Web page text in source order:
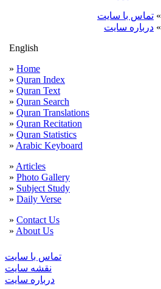
» تماس با سایت
» درباره سایت
English
» Home
» Quran Index
» Quran Text
» Quran Search
» Quran Translations
» Quran Recitation
» Quran Statistics
» Arabic Keyboard
» Articles
» Photo Gallery
» Subject Study
» Daily Verse
» Contact Us
» About Us
تماس با سایت
نقشه سايت
درباره سایت